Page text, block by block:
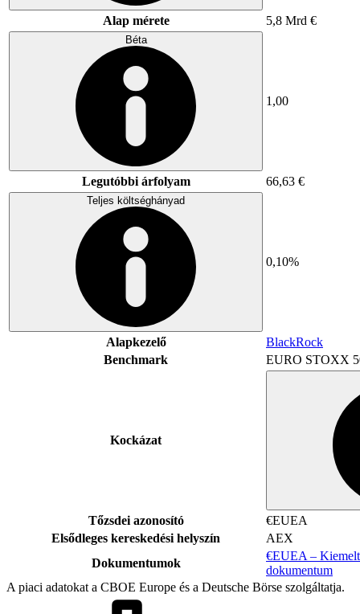
Alap mérete 5,8 Mrd €
Béta
1,00
Legutóbbi árfolyam 66,63 €
Teljes költséghányad
0,10%
Alapkezelő
BlackRock
Benchmark
EURO STOXX
Kockázat
Tőzsdei azonosító
€EUEA
Elsődleges kereskedési helyszín
AEX
Dokumentumok
€EUEA –
dokumentum
A piaci adatokat a CBOE Europe és a Deutsche Börse szolgáltatja.